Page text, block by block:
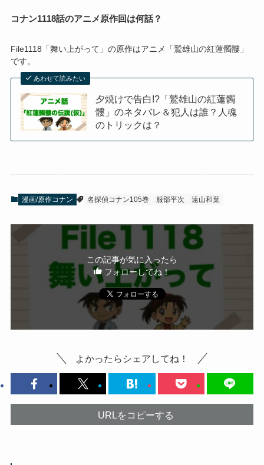
コナン1118話のアニメ原作回は何話？
File1118「舞い上がって」の原作はアニメ「鷲雄山の紅蓮髑髏」
です。
あわせて読みたい
夕焼けで告白!?「鷲雄山の紅蓮髑
髏」のネタバレ＆犯人は誰？人魂
のトリックは？
漫画/原作コナン 名探偵コナン105巻 服部平次 遠山和葉
この記事が気に入ったら
フォローしてね！
よかったらシェアしてね！
URLをコピーする